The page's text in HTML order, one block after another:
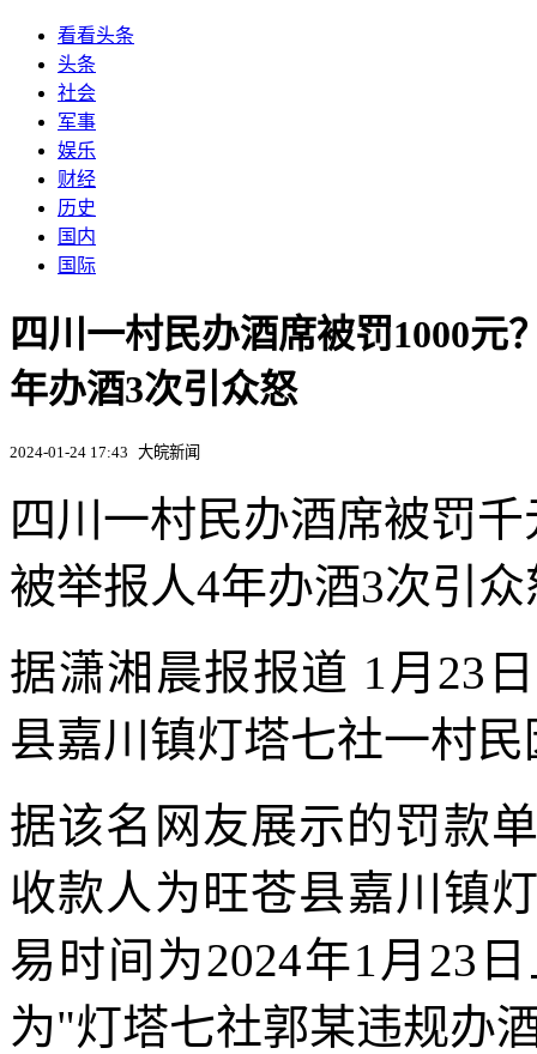
看看头条
头条
社会
军事
娱乐
财经
历史
国内
国际
四川一村民办酒席被罚1000元
年办酒3次引众怒
2024-01-24 17:43 大皖新闻
四川一村民办酒席被罚
被举报人4年办酒3次引众
据潇湘晨报报道 1月23
县嘉川镇灯塔七社一村
据该名网友展示的罚款
收款人为旺苍县嘉川镇
易时间为2024年1月23
为"灯塔七社郭某违规办